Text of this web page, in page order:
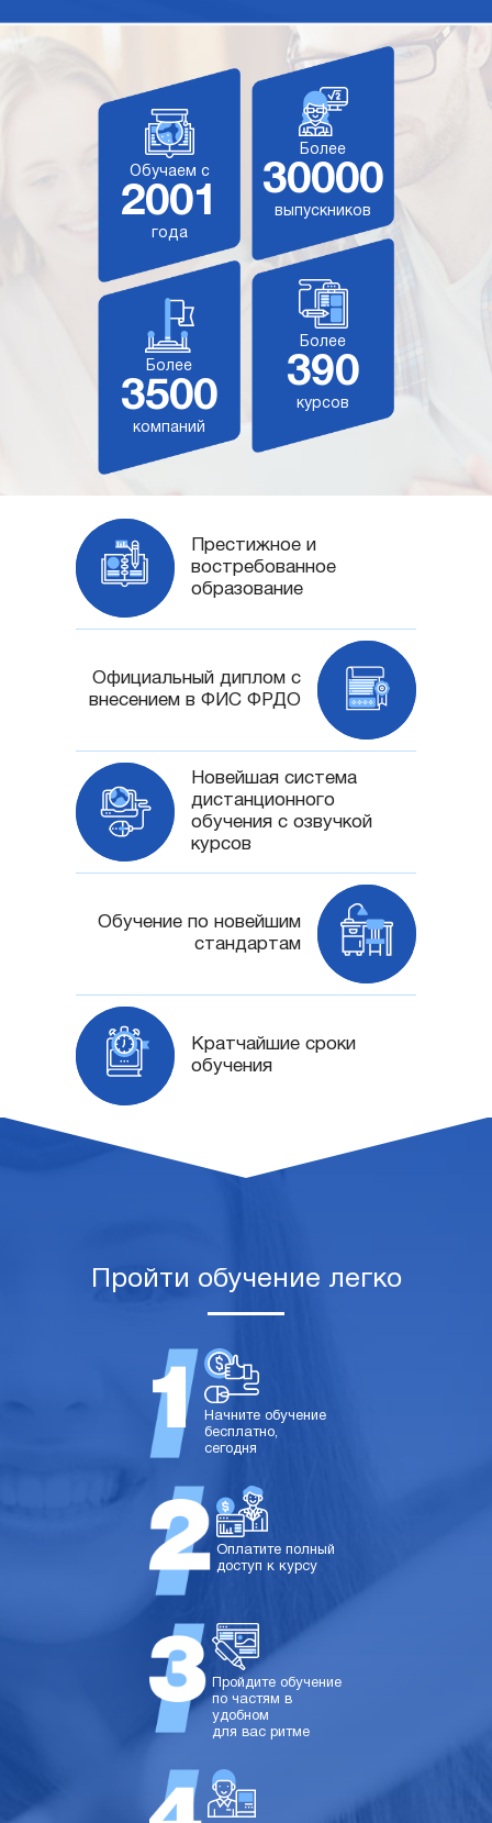
Обучаем с
2001
года
Более
30000
выпускников
Более
3500
компаний
Более
390
курсов
Престижное и
востребованное
образование
Официальный диплом с
внесением в ФИС ФРДО
Новейшая система
дистанционного
обучения с озвучкой
курсов
Обучение по новейшим
стандартам
Кратчайшие сроки
обучения
Пройти обучение легко
Начните обучение
бесплатно,
сегодня
Оплатите полный
доступ к курсу
Пройдите обучение
по частям в
удобном
для вас ритме